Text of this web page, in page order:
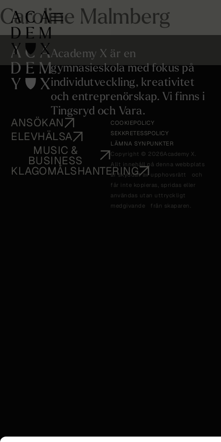
Caroline Malmberg
Academy X är en
gymnasieskola med fokus på
individutveckling, kreativitet
och entreprenörskap. Vi finns i
Tingsryd och Vara.
ANSÖKAN
ELEVHÄLSA
MUSIC &
BUSINESS
KLAGOMÅLSHANTERING
COOKIEPOLICY
SEKKRETESSPOLICY
LÄMNA SYNPUNKTER
Copyright © 2026Academy X.
Allt innehåll på denna webbplats
är skyddat av upphovsrätt och
får inte kopieras, spridas eller
användas utan uttryckligt
medgivande från skaparen.